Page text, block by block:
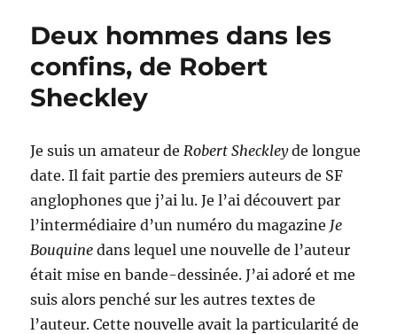
mon
de
Deux hommes dans les
confins, de Robert
Sheckley
Je suis un amateur deRobert Sheckleyde longue
date. Il fait partie des premiers auteurs de SF
anglophones que j’ai lu. Je l’ai découvert par
l’intermédiaire d’un numéro du magazine Je
Bouquine dans lequel une nouvelle de l’auteur
était mise en bande-dessinée. J’ai adoré et me
suis alors penché sur les autres textes de
l’auteur. Cette nouvelle avait la particularité de